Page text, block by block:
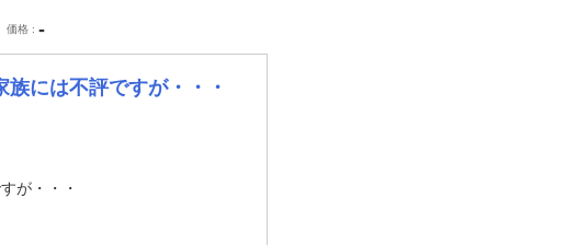
価格 -
には不評ですが・・・
が・・・